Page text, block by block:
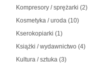
Kompresory / sprężarki (2)
Kosmetyka / uroda (10)
Kserokopiarki (1)
Książki / wydawnictwo (4)
Kultura / sztuka (3)